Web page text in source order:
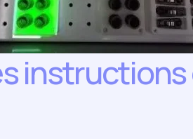
instructions